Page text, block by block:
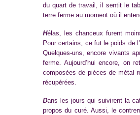
du quart de travail, il sentit le
terre ferme au moment où il
Hélas, les chanceux furent
Pour certains, ce fut le poids de
Quelques-uns, encore vivants
ferme. Aujourd’hui encore, on
composées de pièces de métal
récupérées.
Dans les jours qui suivirent la
propos du curé. Aussi, le